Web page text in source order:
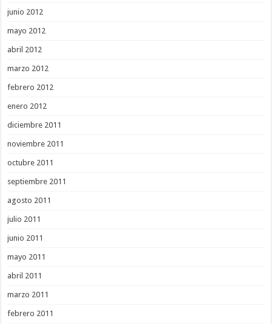
junio 2012
mayo 2012
abril 2012
marzo 2012
febrero 2012
enero 2012
diciembre 2011
noviembre 2011
octubre 2011
septiembre 2011
agosto 2011
julio 2011
junio 2011
mayo 2011
abril 2011
marzo 2011
febrero 2011